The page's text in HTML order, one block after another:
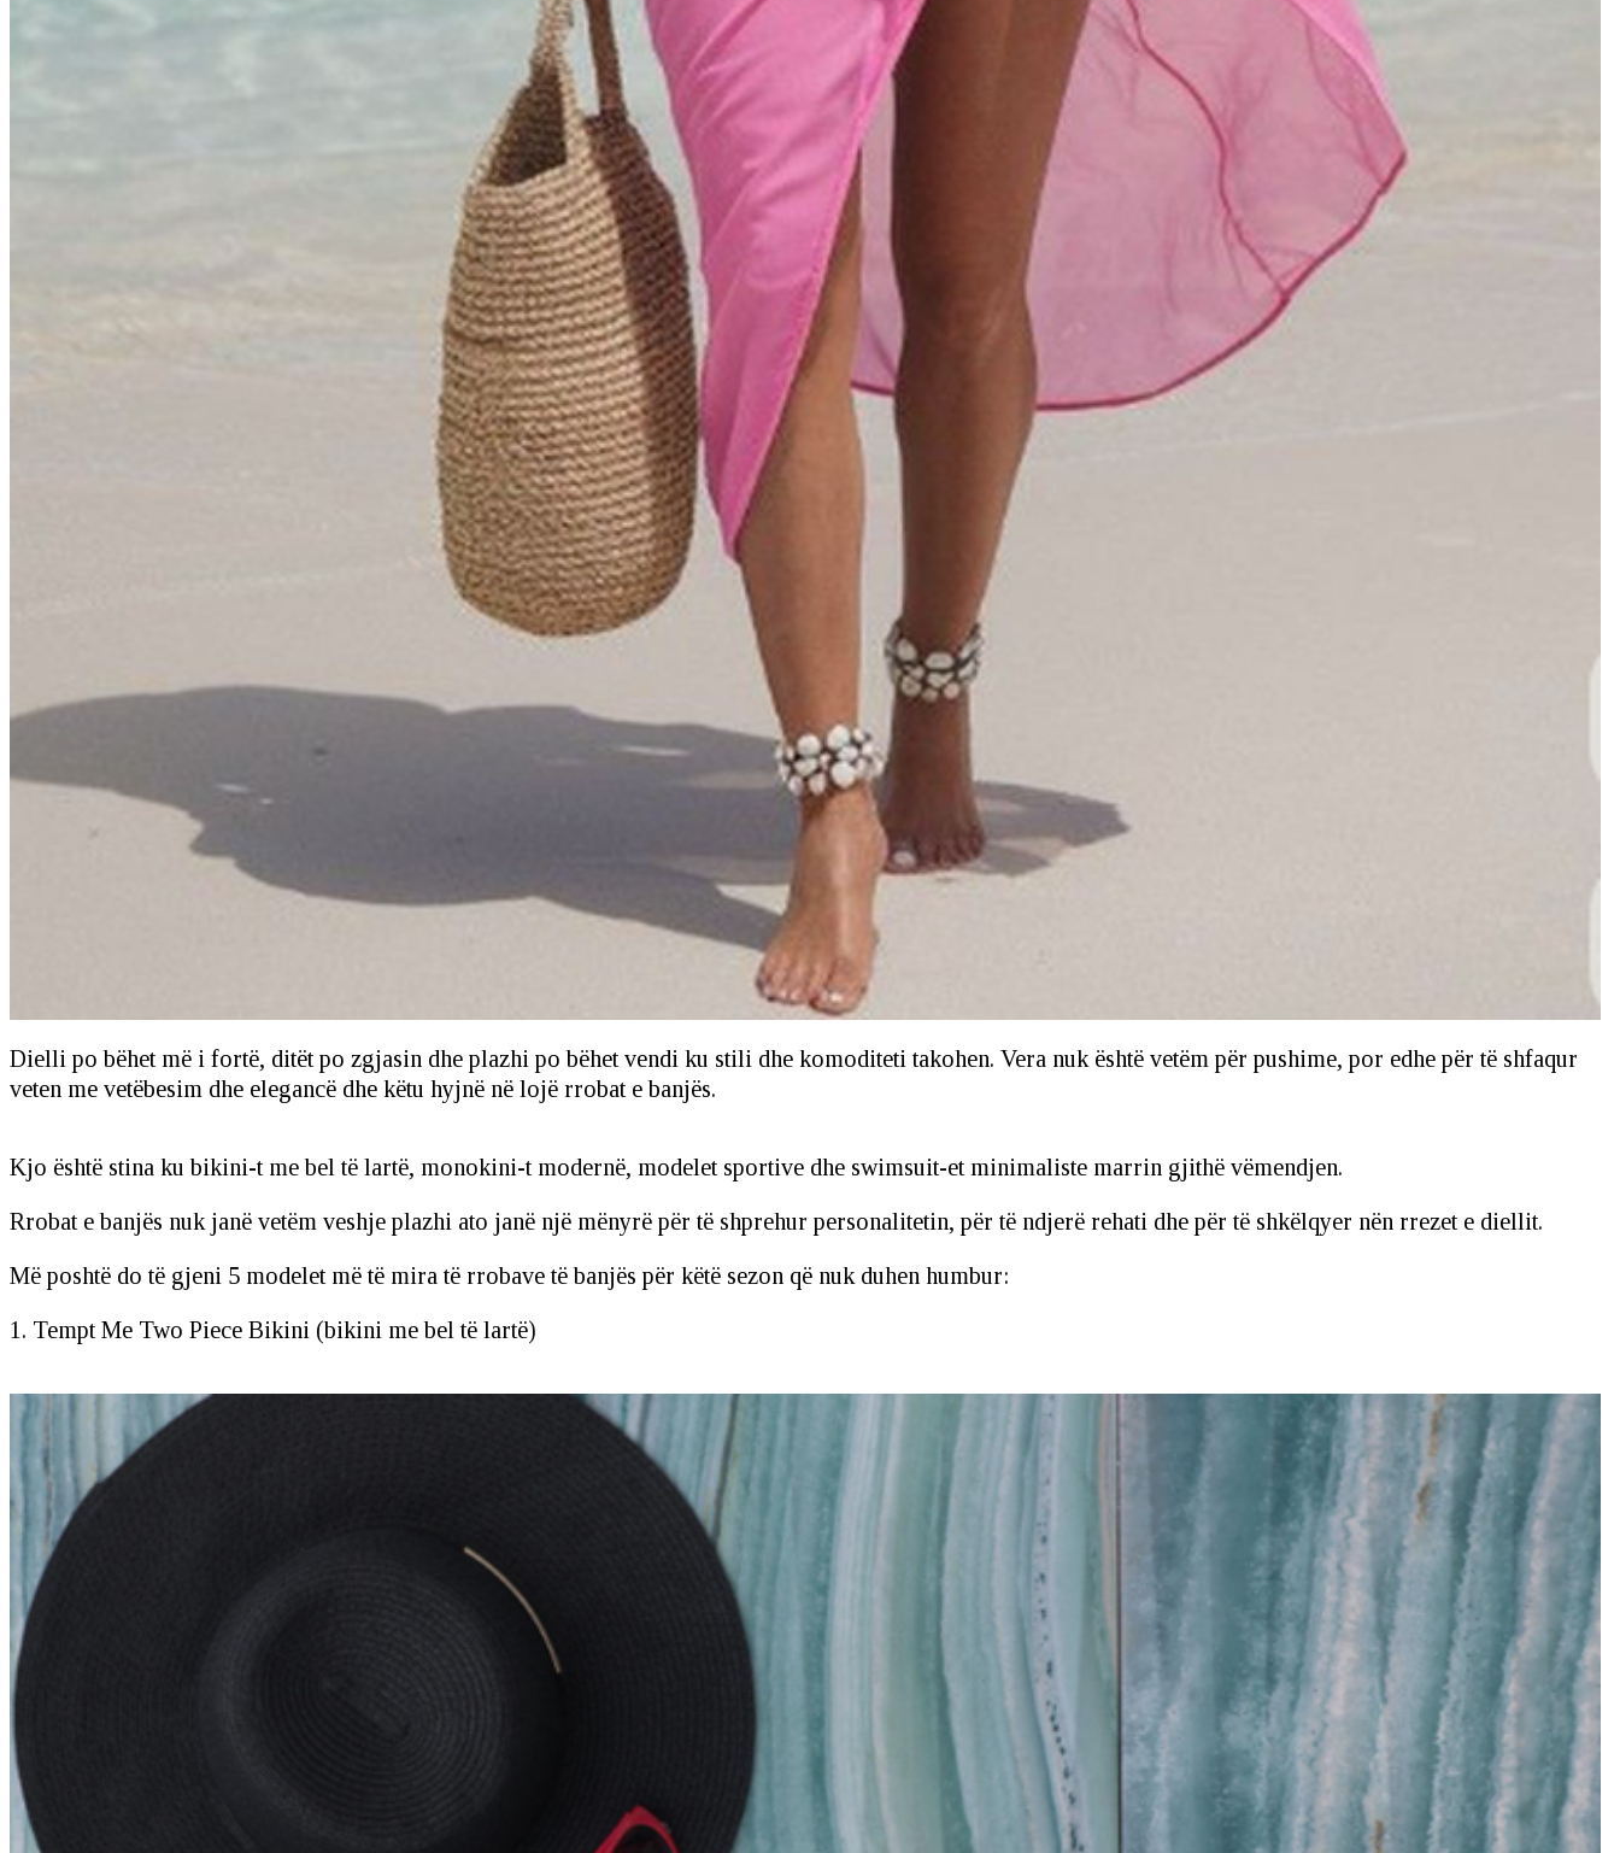
Dielli po bëhet më i fortë, ditët po zgjasin dhe plazhi po bëhet vendi ku stili dhe komoditeti takohen. Vera nuk është vetëm për pushime, por edhe për të shfaqur
veten me vetëbesim dhe elegancë dhe këtu hyjnë në lojë rrobat e banjës.
Kjo është stina ku bikini-t me bel të lartë, monokini-t modernë, modelet sportive dhe swimsuit-et minimaliste marrin gjithë vëmendjen.
Rrobat e banjës nuk janë vetëm veshje plazhi ato janë një mënyrë për të shprehur personalitetin, për të ndjerë rehati dhe për të shkëlqyer nën rrezet e diellit.
Më poshtë do të gjeni 5 modelet më të mira të rrobave të banjës për këtë sezon që nuk duhen humbur:
1. Tempt Me Two Piece Bikini (bikini me bel të lartë)